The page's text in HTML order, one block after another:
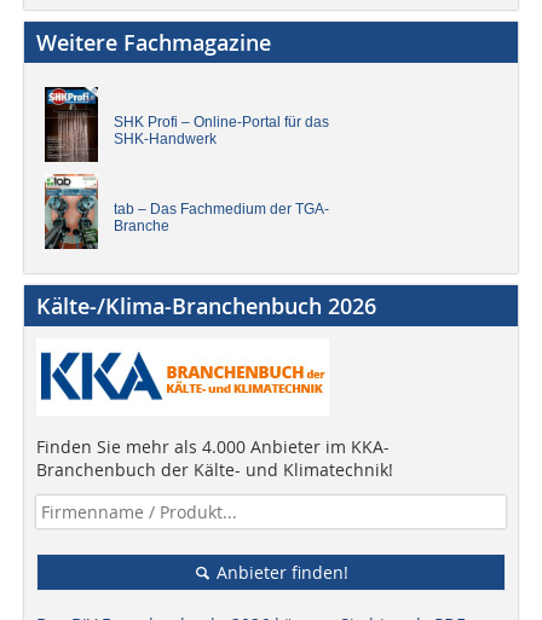
Weitere Fachmagazine
SHK Profi – Online-Portal für das
SHK-Handwerk
tab – Das Fachmedium der TGA-
Branche
Kälte-/Klima-Branchenbuch 2026
Finden Sie mehr als 4.000 Anbieter im KKA-
Branchenbuch der Kälte- und Klimatechnik!
Anbieter finden!